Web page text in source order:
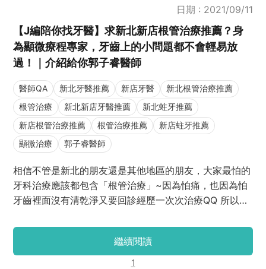
日期 : 2021/09/11
【J編陪你找牙醫】求新北新店根管治療推薦？身
為顯微療程專家，牙齒上的小問題都不會輕易放
過！｜介紹給你郭子睿醫師
醫師QA 新北牙醫推薦 新店牙醫
新北根管治療推薦
根管治療
新北新店牙醫推薦
新北蛀牙推薦
新店根管治療推薦
根管治療推薦
新店蛀牙推薦
顯微治療
郭子睿醫師
相信不管是新北的朋友還是其他地區的朋友，大家最怕的
牙科治療應該都包含「根管治療」~因為怕痛，也因為怕
牙齒裡面沒有清乾淨又要回診經歷一次次治療QQ 所以顯
醫師呢？郭子睿醫師推給你！J編已幫大家整理郭醫師在
根管治療QA、新北民眾推薦評價和新北牙醫推薦 ptt
dcard等資訊了，大家只要看這篇就可以了解郭醫師是否
繼續閱讀
1